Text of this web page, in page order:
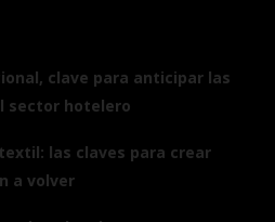
clave para anticipar las
sector hotelero
las claves para crear
a volver